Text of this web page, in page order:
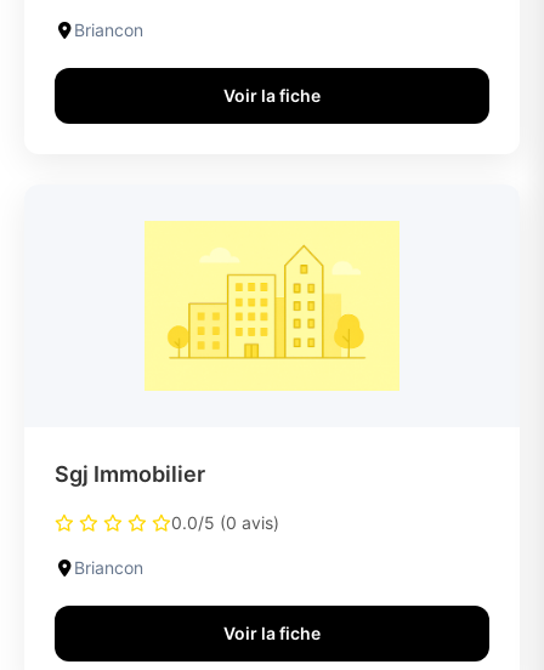
Briancon
Voir la fiche
Sgj Immobilier
0.0/5 (0 avis)
Briancon
Voir la fiche